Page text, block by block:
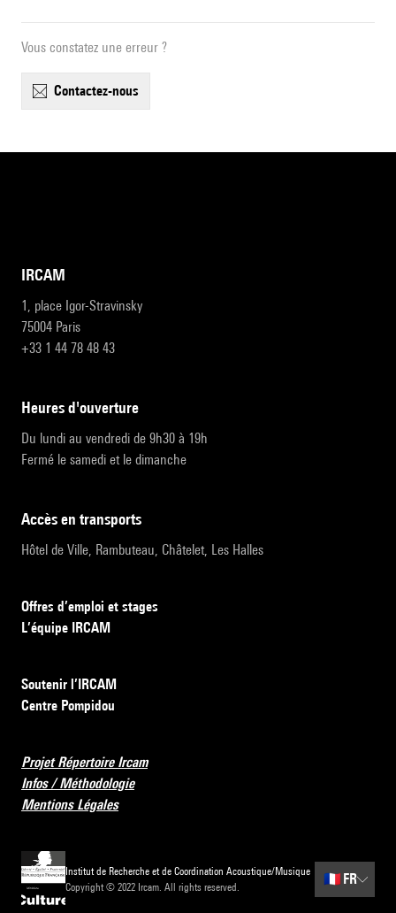
Vous constatez une erreur ?
contactez-nous
IRCAM
1, place Igor-Stravinsky
75004 Paris
+33 1 44 78 48 43
heures d'ouverture
Du lundi au vendredi de 9h30 à 19h
Fermé le samedi et le dimanche
accès en transports
Hôtel de Ville, Rambuteau, Châtelet, Les Halles
Offres d’emploi et stages
L’équipe IRCAM
Soutenir l’IRCAM
Centre Pompidou
Projet Répertoire Ircam
Infos / Méthodologie
Mentions Légales
Institut de Recherche et de Coordination Acoustique/Musique
Copyright © 2022 Ircam. All rights reserved.
🇫🇷 FR